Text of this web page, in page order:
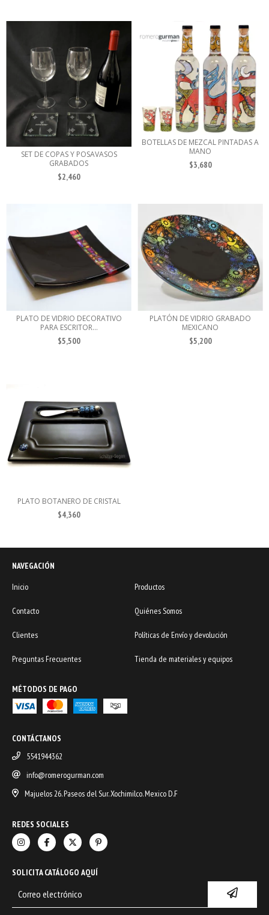
SET DE COPAS Y POSAVASOS
GRABADOS
$2,460
BOTELLAS DE MEZCAL PINTADAS A
MANO
$3,680
PLATO DE VIDRIO DECORATIVO
PARA ESCRITOR...
$5,500
PLATÓN DE VIDRIO GRABADO
MEXICANO
$5,200
PLATO BOTANERO DE CRISTAL
$4,360
NAVEGACIÓN
Inicio
Productos
Contacto Quiénes Somos
Clientes Políticas de Envío y devolución
Preguntas Frecuentes Tienda de materiales y equipos
MÉTODOS DE PAGO
CONTÁCTANOS
5541944362
info@romerogurman.com
Majuelos 26. Paseos del Sur. Xochimilco. Mexico D.F
REDES SOCIALES
SOLICITA CATÁLOGO AQUÍ